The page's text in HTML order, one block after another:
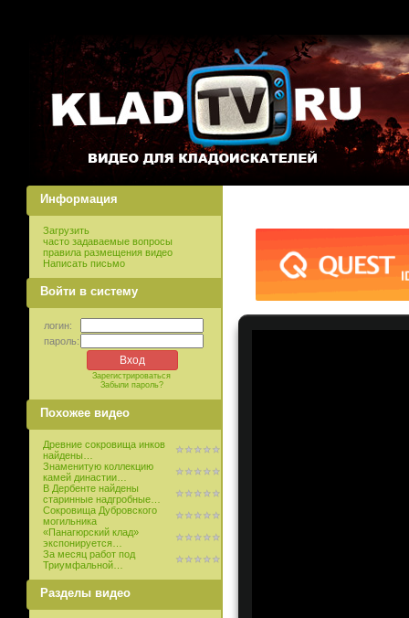
Информация
Загрузить
часто задаваемые вопросы
правила размещения видео
Написать письмо
Войти в систему
логин:
пароль:
Зарегистрироваться
Забыли пароль?
Похожее видео
Древние сокровища инков
найдены…
Знаменитую коллекцию
камей династии…
В Дербенте найдены
старинные надгробные…
Сокровища Дубровского
могильника
«Панагюрский клад»
экспонируется…
За месяц работ под
Триумфальной…
Разделы видео